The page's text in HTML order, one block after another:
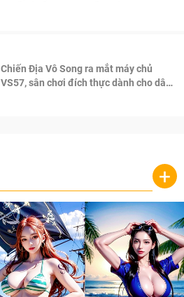
Chiến Địa Vô Song ra mắt máy chủ
VS57, sân chơi đích thực dành cho dân
+